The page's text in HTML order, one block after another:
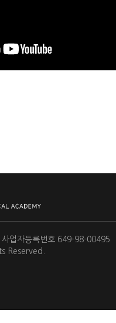
사업자등록번호 649-98-
Reserved.